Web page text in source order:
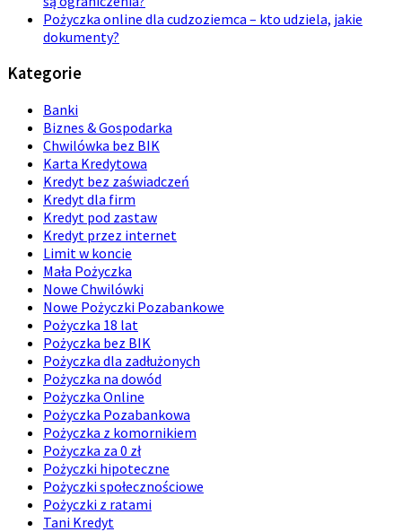
Pożyczka online dla cudzoziemca – kto udziela, jakie
dokumenty?
Kategorie
Banki
Biznes & Gospodarka
Chwilówka bez BIK
Karta Kredytowa
Kredyt bez zaświadczeń
Kredyt dla firm
Kredyt pod zastaw
Kredyt przez internet
Limit w koncie
Mała Pożyczka
Nowe Chwilówki
Nowe Pożyczki Pozabankowe
Pożyczka 18 lat
Pożyczka bez BIK
Pożyczka dla zadłużonych
Pożyczka na dowód
Pożyczka Online
Pożyczka Pozabankowa
Pożyczka z komornikiem
Pożyczka za 0 zł
Pożyczki hipoteczne
Pożyczki społecznościowe
Pożyczki z ratami
Tani Kredyt